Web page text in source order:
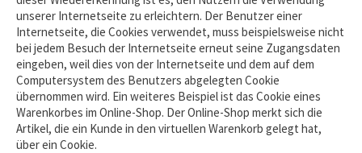
unserer Internetseite zu erleichtern. Der Benutzer einer
Internetseite, die Cookies verwendet, muss beispielsweise nicht
bei jedem Besuch der Internetseite erneut seine Zugangsdaten
eingeben, weil dies von der Internetseite und dem auf dem
Computersystem des Benutzers abgelegten Cookie
übernommen wird. Ein weiteres Beispiel ist das Cookie eines
Warenkorbes im Online-Shop. Der Online-Shop merkt sich die
Artikel, die ein Kunde in den virtuellen Warenkorb gelegt hat,
über ein Cookie.